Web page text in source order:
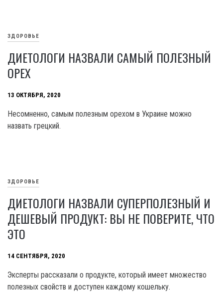
ЗДОРОВЬЕ
ДИЕТОЛОГИ НАЗВАЛИ САМЫЙ ПОЛЕЗНЫЙ
ОРЕХ
13 ОКТЯБРЯ, 2020
Несомненно, самым полезным орехом в Украине можно
назвать грецкий.
ЗДОРОВЬЕ
ДИЕТОЛОГИ НАЗВАЛИ СУПЕРПОЛЕЗНЫЙ И
ДЕШЕВЫЙ ПРОДУКТ: ВЫ НЕ ПОВЕРИТЕ, ЧТО
ЭТО
14 СЕНТЯБРЯ, 2020
Эксперты рассказали о продукте, который имеет множество
полезных свойств и доступен каждому кошельку.